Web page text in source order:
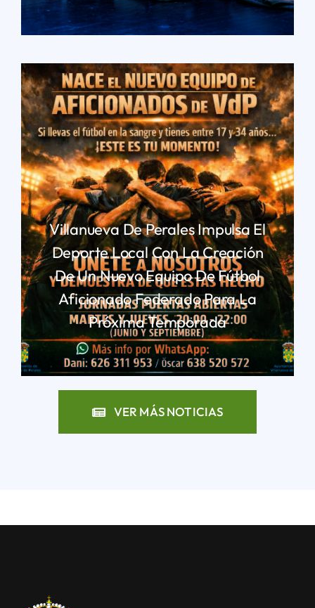
LEER MÁS
Villanueva De Perales Impulsa El
Deporte Local Con La Creación
De Un Nuevo Equipo De Fútbol
Aficionado Federado Para La
Próxima Temporada
LEER MÁS
VER MÁS NOTICIAS